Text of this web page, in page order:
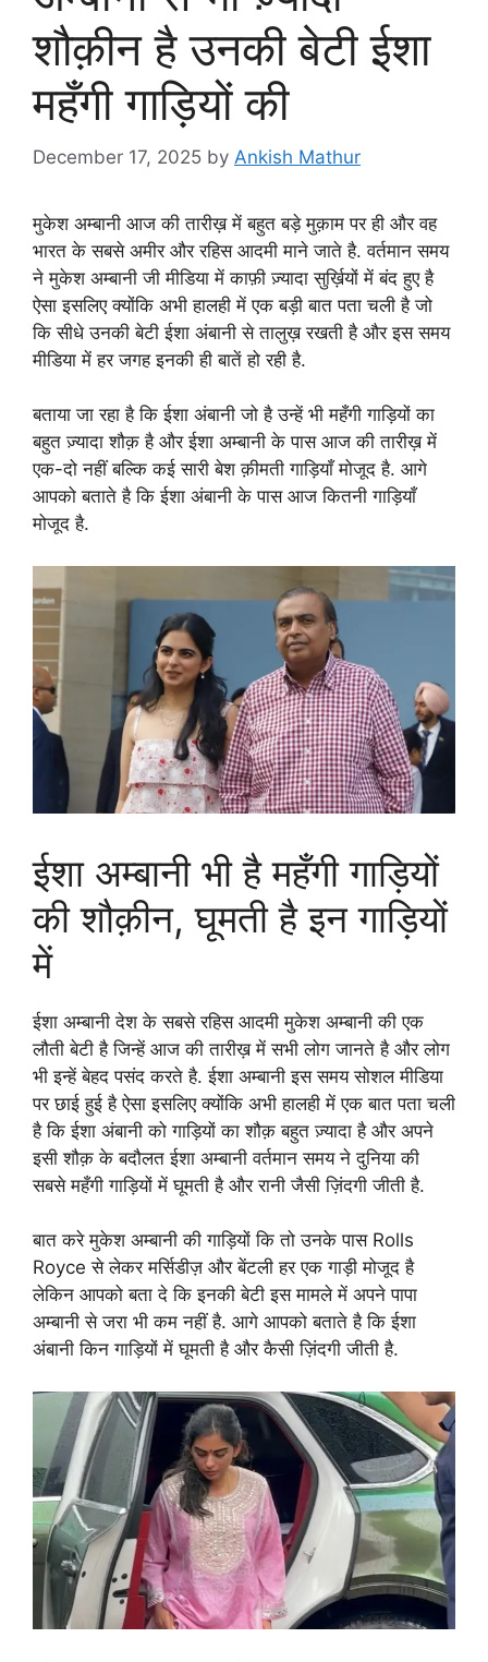
शौक़ीन है उनकी बेटी ईशा
महँगी गाड़ियों की
December 17, 2025 by Ankish Mathur
मुकेश अम्बानी आज की तारीख़ में बहुत बड़े मुक़ाम पर ही और वह
भारत के सबसे अमीर और रहिस आदमी माने जाते है. वर्तमान समय
ने मुकेश अम्बानी जी मीडिया में काफ़ी ज़्यादा सुर्ख़ियों में बंद हुए है
ऐसा इसलिए क्योंकि अभी हालही में एक बड़ी बात पता चली है जो
कि सीधे उनकी बेटी ईशा अंबानी से तालुख़ रखती है और इस समय
मीडिया में हर जगह इनकी ही बातें हो रही है.
बताया जा रहा है कि ईशा अंबानी जो है उन्हें भी महँगी गाड़ियों का
बहुत ज़्यादा शौक़ है और ईशा अम्बानी के पास आज की तारीख़ में
एक-दो नहीं बल्कि कई सारी बेश क़ीमती गाड़ियाँ मोजूद है. आगे
आपको बताते है कि ईशा अंबानी के पास आज कितनी गाड़ियाँ
मोजूद है.
ईशा अम्बानी भी है महँगी गाड़ियों
की शौक़ीन, घूमती है इन गाड़ियों
में
ईशा अम्बानी देश के सबसे रहिस आदमी मुकेश अम्बानी की एक
लौती बेटी है जिन्हें आज की तारीख़ में सभी लोग जानते है और लोग
भी इन्हें बेहद पसंद करते है. ईशा अम्बानी इस समय सोशल मीडिया
पर छाई हुई है ऐसा इसलिए क्योंकि अभी हालही में एक बात पता चली
है कि ईशा अंबानी को गाड़ियों का शौक़ बहुत ज़्यादा है और अपने
इसी शौक़ के बदौलत ईशा अम्बानी वर्तमान समय ने दुनिया की
सबसे महँगी गाड़ियों में घूमती है और रानी जैसी ज़िंदगी जीती है.
बात करे मुकेश अम्बानी की गाड़ियों कि तो उनके पास Rolls
Royce से लेकर मर्सिडीज़ और बेंटली हर एक गाड़ी मोजूद है
लेकिन आपको बता दे कि इनकी बेटी इस मामले में अपने पापा
अम्बानी से जरा भी कम नहीं है. आगे आपको बताते है कि ईशा
अंबानी किन गाड़ियों में घूमती है और कैसी ज़िंदगी जीती है.